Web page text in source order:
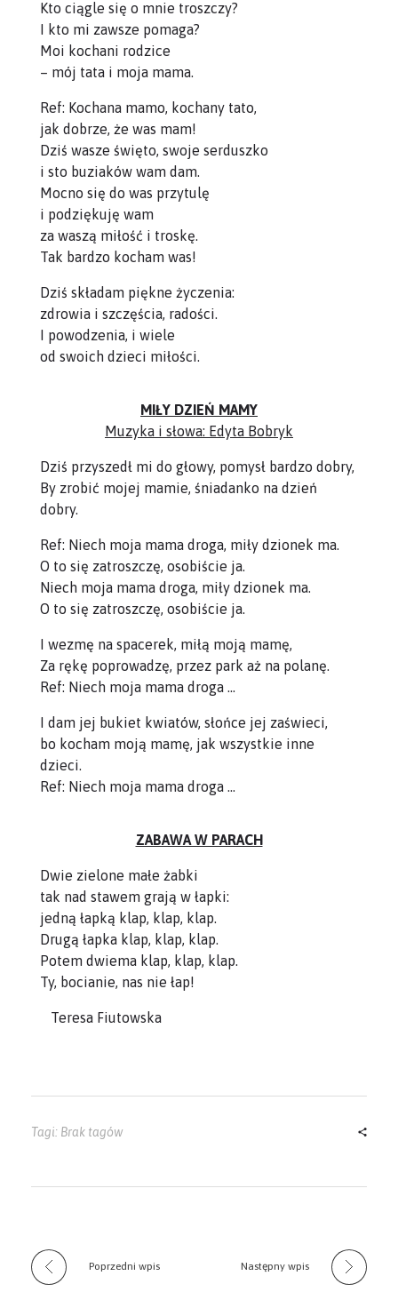
Kto ciągle się o mnie troszczy?
I kto mi zawsze pomaga?
Moi kochani rodzice
– mój tata i moja mama.
Ref: Kochana mamo, kochany tato,
jak dobrze, że was mam!
Dziś wasze święto, swoje serduszko
i sto buziaków wam dam.
Mocno się do was przytulę
i podziękuję wam
za waszą miłość i troskę.
Tak bardzo kocham was!
Dziś składam piękne życzenia:
zdrowia i szczęścia, radości.
I powodzenia, i wiele
od swoich dzieci miłości.
MIŁY DZIEŃ MAMY
Muzyka i słowa: Edyta Bobryk
Dziś przyszedł mi do głowy, pomysł bardzo dobry,
By zrobić mojej mamie, śniadanko na dzień
dobry.
Ref: Niech moja mama droga, miły dzionek ma.
O to się zatroszczę, osobiście ja.
Niech moja mama droga, miły dzionek ma.
O to się zatroszczę, osobiście ja.
I wezmę na spacerek, miłą moją mamę,
Za rękę poprowadzę, przez park aż na polanę.
Ref: Niech moja mama droga …
I dam jej bukiet kwiatów, słońce jej zaświeci,
bo kocham moją mamę, jak wszystkie inne
dzieci.
Ref: Niech moja mama droga …
ZABAWA W PARACH
Dwie zielone małe żabki
tak nad stawem grają w łapki:
jedną łapką klap, klap, klap.
Drugą łapka klap, klap, klap.
Potem dwiema klap, klap, klap.
Ty, bocianie, nas nie łap!
Teresa Fiutowska
Tagi: Brak tagów
Poprzedni wpis Następny wpis